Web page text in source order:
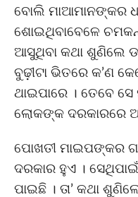
ବୋଲି ମାଆମାନଙ୍କର
ଶୋଇଥିବାବେଳେ
ଆସୁଥିବା କଥା ଶୁଣିଲେ
ବୁଢ଼ୀଟା ଭିତରେ କ’ଣ
ଥାଇପାରେ । ତେବେ
ଲୋକଙ୍କ ଦରକାରରେ
ପୋଖତୀ ମାଇପଙ୍କର
ଦରକାର ହୁଏ ।
ପାଇଛି । ତା’ କଥା